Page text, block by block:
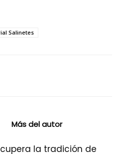
Salinetes
Más del autor
la tradición de